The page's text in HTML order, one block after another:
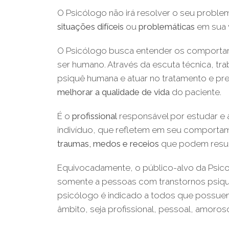
O Psicólogo não irá resolver o seu
situações difíceis ou problemáticas em sua
O Psicólogo busca entender os
ser humano. Através da escuta técnica,
psiquê humana e atuar no tratamento e
melhorar a qualidade de vida do paciente.
É o profissional responsável por estudar e
indivíduo, que refletem em seu
traumas, medos e receios que podem
Equivocadamente, o público-alvo da
somente a pessoas com transtornos
psicólogo é indicado a todos que
âmbito, seja profissional, pessoal,